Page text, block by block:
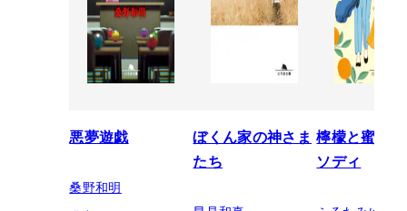
悪夢遊戯
桑野和明
ぼくん家の神さま
たち
檸檬と蜜柑
ソディ